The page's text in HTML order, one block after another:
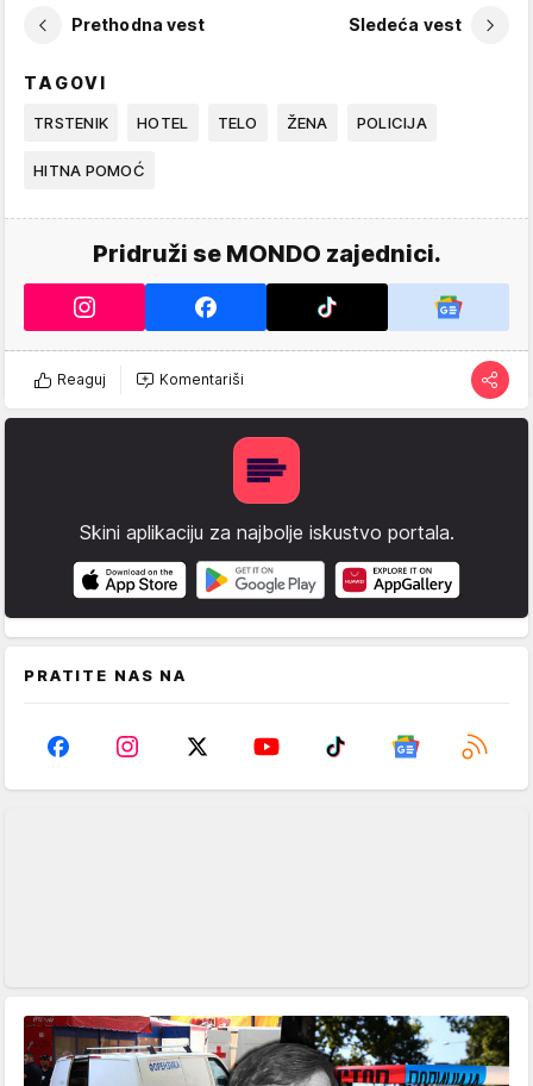
Prethodna vest Sledeća vest
TAGOVI
TRSTENIK HOTEL TELO ŽENA POLICIJA
HITNA POMOĆ
Pridruži se MONDO zajednici.
Reaguj Komentariši
Skini aplikaciju za najbolje iskustvo portala.
PRATITE NAS NA